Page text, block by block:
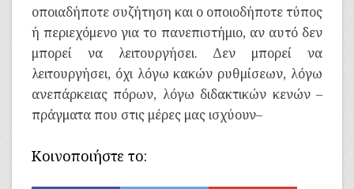
οποιαδήποτε συζήτηση και ο οποιοδήποτε τύπος
ή περιεχόμενο για το πανεπιστήμιο, αν αυτό δεν
μπορεί να λειτουργήσει. Δεν μπορεί να
λειτουργήσει, όχι λόγω κακών ρυθμίσεων, λόγω
ανεπάρκειας πόρων, λόγω διδακτικών κενών –
πράγματα που στις μέρες μας ισχύουν–
Κοινοποιήστε το: